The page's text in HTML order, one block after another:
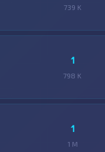
739 K
1
798 K
1
1 M